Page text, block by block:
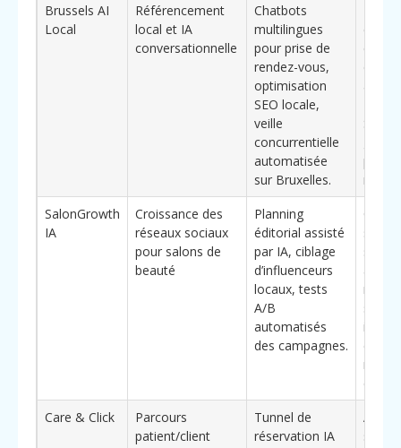
Brussels AI
Local
Référencement
local et IA
conversationnelle
Chatbots
multilingues
pour prise de
rendez-vous,
optimisation
SEO locale,
veille
concurrentielle
automatisée
sur Bruxelles.
Saint-
SalonGrowth
IA
Croissance des
réseaux sociaux
pour salons de
beauté
Planning
éditorial assisté
par IA, ciblage
d’influenceurs
locaux, tests
A/B
automatisés
des campagnes.
équipe
Care & Click
Parcours
patient/client
Tunnel de
réservation IA